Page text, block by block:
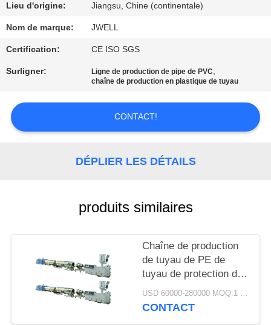
DE
QUALITÉ
CONTACTEZ-
DEMANDEZ
CITATION
PRIVACY
Lieu d'origine: Jiangsu, Chine (continentale)
Nom de marque: JWELL
Certification: CE ISO SGS
Surligner: Ligne de production de pipe de PVC,
chaîne de production en plastique de tuyau
CONTACT!
DÉPLIER LES DÉTAILS
produits similaires
Chaîne de production
de tuyau de PE de
tuyau de protection de
fil électrique de Jwell
MPP machine de
USD 60000-280000 MOQ:1 jeu
CONTACT